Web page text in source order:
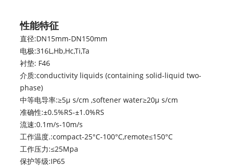
性能特征
直径:DN15mm-DN150mm
电极:316L,Hb,Hc,Ti,Ta
衬垫: F46
介质:conductivity liquids (containing solid-liquid two-
phase)
中等电导率:≥5μ s/cm ,softener water≥20μ s/cm
准确性:±0.5%RS-±1.0%RS
流速:0.1m/s-10m/s
工作温度.:compact-25°C-100°C,remote≤150°C
工作压力:≤25Mpa
保护等级:IP65